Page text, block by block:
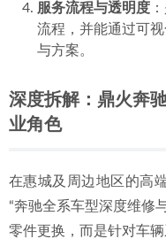
服务流程与透明度
流程，并能通过可
与方案。
深度拆解：鼎火奔
业角色
在惠城及周边地区的高
“奔驰全系车型深度维修
零件更换，而是针对车